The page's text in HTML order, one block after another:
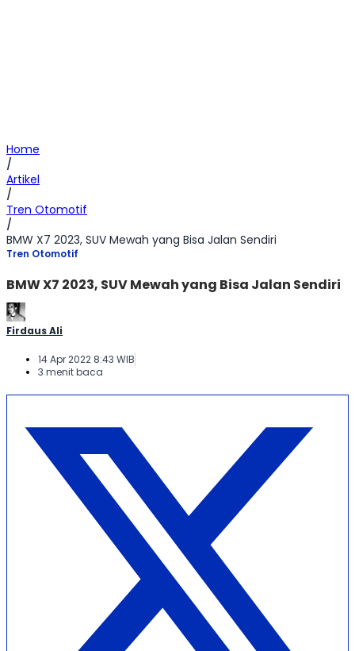
Home
/
Artikel
/
Tren Otomotif
/
BMW X7 2023, SUV Mewah yang Bisa Jalan Sendiri
Tren Otomotif
BMW X7 2023, SUV Mewah yang Bisa Jalan Sendiri
Firdaus Ali
14 Apr 2022 8:43 WIB
3 menit baca